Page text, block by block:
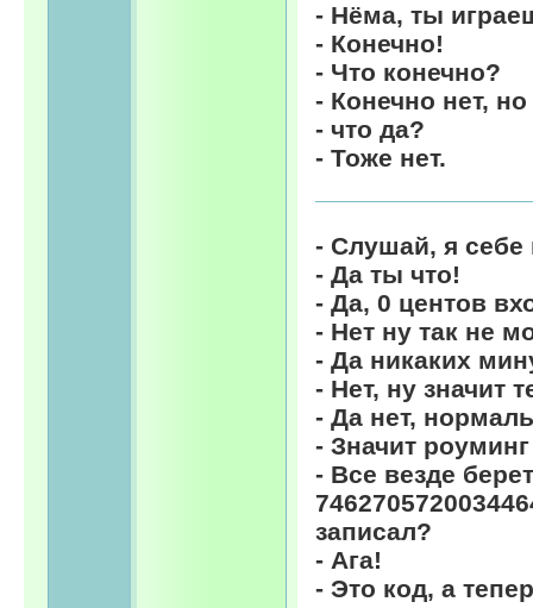
- Нёма, ты
- Конечно!
- Что конечно?
- Конечно нет,
- что да?
- Тоже нет.
- Слушай, я
- Да ты что!
- Да, 0 центов
- Нет ну так не
- Да никаких
- Нет, ну значит
- Да нет,
- Значит
- Все везде
записал?
- Ага!
- Это код, а